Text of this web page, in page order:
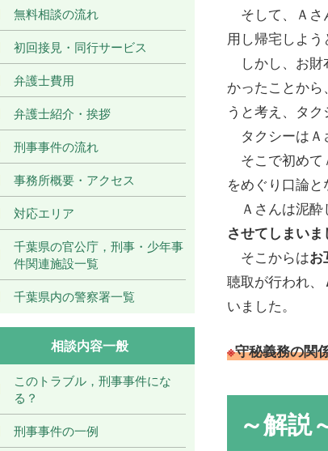
そして、Ａさ
用し帰宅しよう
しかし、お財
かったことか
うと考え、タ
タクシーはＡ
そこで初めて
をめぐり口論と
Ａさんは泥酔
させてしまいま
そこからはお
聴取が行われ、
いました。
※守秘義務の関
～解説
無料相談の流れ
初回接見・同行サービス
弁護士費用
弁護士紹介・挨拶
刑事事件の流れ
事務所概要・アクセス
対応エリア
千葉県の官公庁，刑事・少年事
件関連施設一覧
千葉県内の警察署一覧
相談内容一般
このトラブル，刑事事件にな
る？
刑事事件の一例